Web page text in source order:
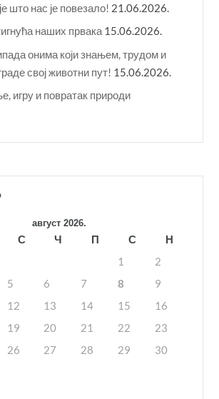
што нас је повезало! 21.06.2026.
наших првака 15.06.2026.
онима који знањем, трудом и
свој животни пут! 15.06.2026.
игру и повратак природи
август 2026.
С Ч П С
Н
1
2
5 6 7 8
9
12 13 14 15
16
19 20 21 22
23
26 27 28 29
30